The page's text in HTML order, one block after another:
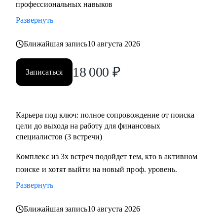
профессиональных навыков
Развернуть
Ближайшая запись10 августа 2026
Записаться 18 000 ₽
Карьера под ключ: полное сопровождение от поиска
цели до выхода на работу для финансовых
специалистов (3 встречи)
Комплекс из 3х встреч подойдет тем, кто в активном
поиске и хотят выйти на новый проф. уровень.
Развернуть
Ближайшая запись10 августа 2026